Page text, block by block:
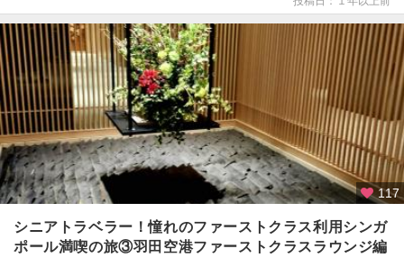
117
シニアトラベラー！憧れのファーストクラス利用シンガ
ポール満喫の旅③羽田空港ファーストクラスラウンジ編